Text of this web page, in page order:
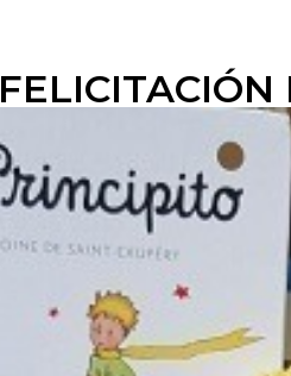
FELICITACIÓN